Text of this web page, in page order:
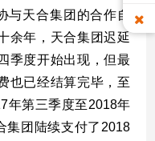
与天合集团的合作自
余年，天合集团迟延
季度开始出现，但最
也已经结算完毕，至
年第三季度至2018年
集团陆续支付了 2018